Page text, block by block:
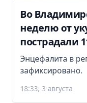
Во
неделю от
пострадали
Энцефалита в
зафиксировано.
18:33, 3 августа